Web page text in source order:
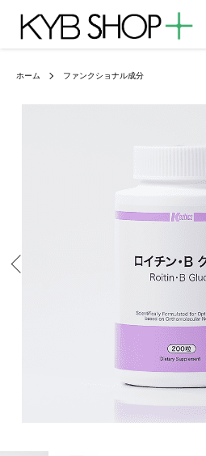
ホーム ファンクショナル成分